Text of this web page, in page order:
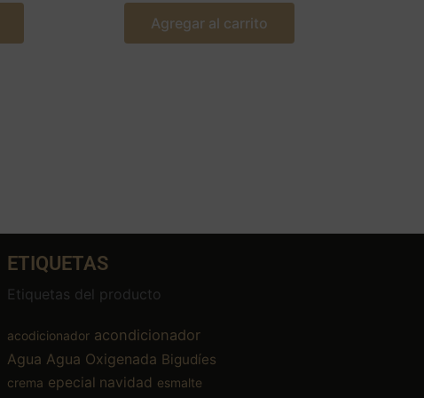
Agregar al carrito
ETIQUETAS
Etiquetas del producto
acodicionador acondicionador
Agua Agua Oxigenada Bigudíes
crema epecial navidad esmalte